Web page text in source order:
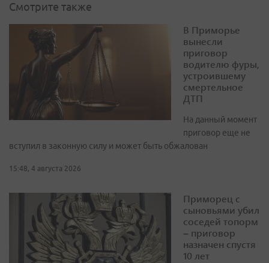
Смотрите также
В Приморье
вынесли
приговор
водителю фуры,
устроившему
смертельное
ДТП
На данный момент
приговор еще не
вступил в законную силу и может быть обжалован
15:48, 4 августа 2026
Приморец с
сыновьями убил
соседей топорм
– приговор
назначен спустя
10 лет